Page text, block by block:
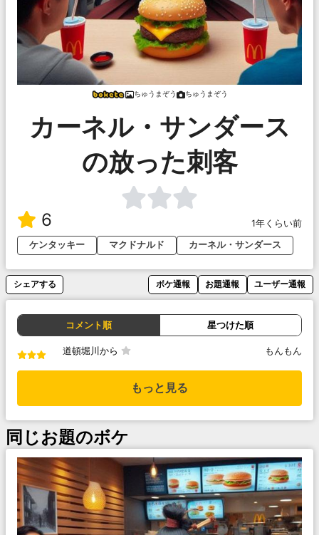
ちゅうまぞう ちゅうまぞう
カーネル・サンダース
の放った刺客
6
1年くらい前
ケンタッキー
マクドナルド カーネル・サンダース
シェアする ボケ通報 お題通報 ユーザー通報
コメント順 星つけた順
道頓堀川から もんもん
もっと見る
同じお題のボケ